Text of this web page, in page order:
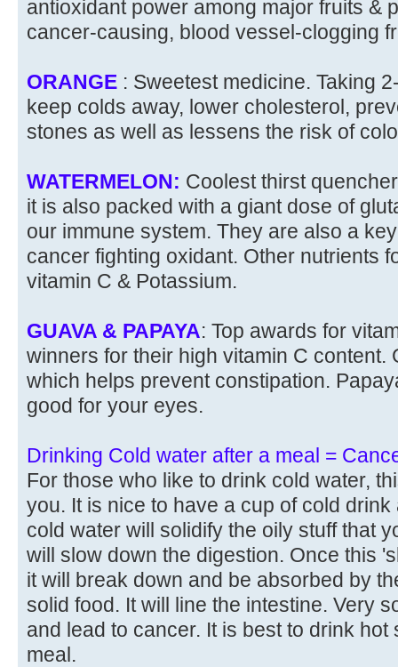
antioxidant power among major fruits &
cancer-causing, blood vessel-clogging
ORANGE : Sweetest medicine. Taking
keep colds away, lower cholesterol,
stones as well as lessens the risk of
WATERMELON: Coolest thirst
it is also packed with a giant dose of
our immune system. They are also a
cancer fighting oxidant. Other nutrients
vitamin C & Potassium.
GUAVA & PAPAYA: Top awards for
winners for their high vitamin C content.
which helps prevent constipation.
good for your eyes.
Drinking Cold water after a meal =
For those who like to drink cold water,
you. It is nice to have a cup of cold
cold water will solidify the oily stuff that
will slow down the digestion. Once this
it will break down and be absorbed by
solid food. It will line the intestine. Very
and lead to cancer. It is best to drink
meal.